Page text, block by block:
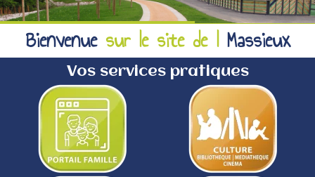
Bienvenue sur le si Massieux
Vos services pratiques